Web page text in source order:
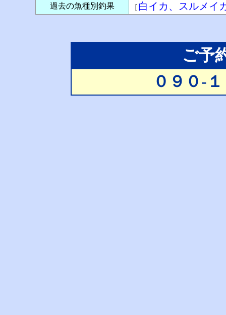
過去の魚種別釣果 ［白イカ、スルメイ
ご予
０９０-